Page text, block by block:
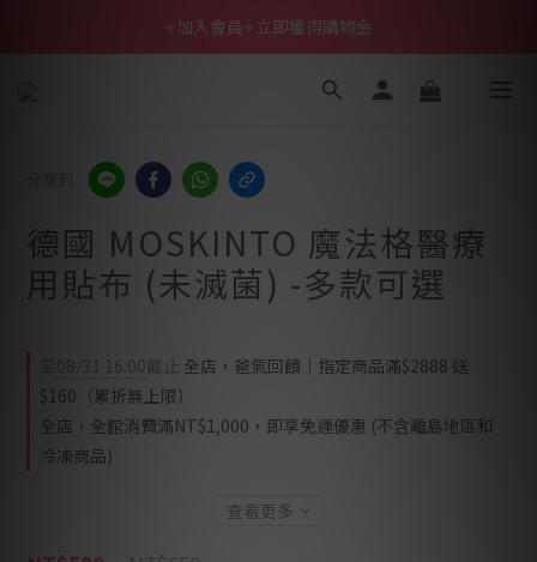
⭐加入會員⭐立即獲得購物金
德國 MOSKINTO 魔法格醫療
用貼布 (未滅菌) -多款可選
08/31 16:00截止 全店，爸氣回饋｜指定商品滿$2888 送
$160（累折無上限）
全店，全館消費滿NT$1,000，即享免運優惠 (不含離島地區和
冷凍商品)
查看更多